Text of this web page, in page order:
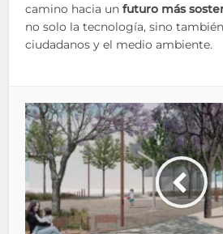
camino hacia unfuturo más
no solo la tecnología, sino
ciudadanos y el medio ambiente.